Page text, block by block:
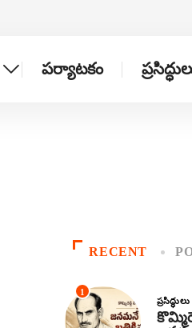
పర్యాటకం
RECENT
1
ప్రసిద్ధులు